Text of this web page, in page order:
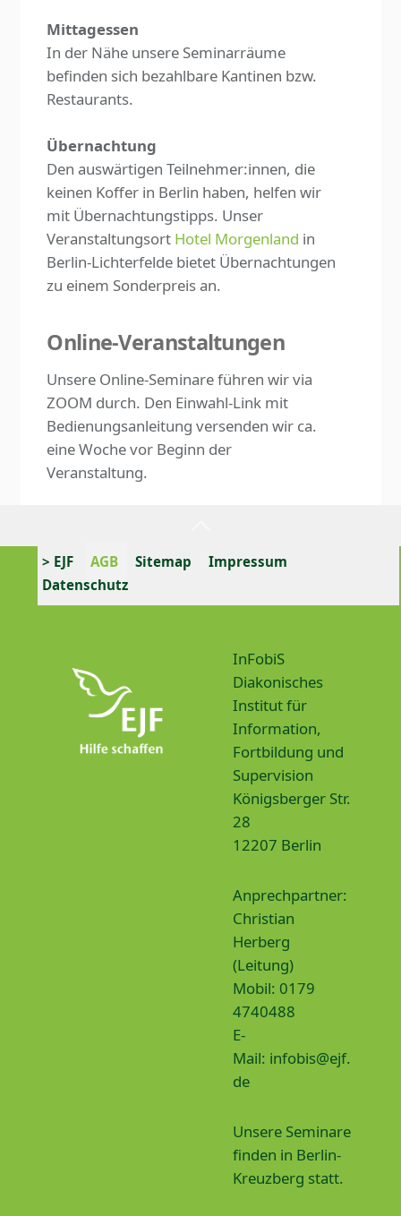
Mittagessen
In der Nähe unsere Seminarräume
befinden sich bezahlbare Kantinen bzw.
Restaurants.
Übernachtung
Den auswärtigen Teilnehmer:innen, die
keinen Koffer in Berlin haben, helfen wir
mit Übernachtungstipps. Unser
Veranstaltungsort Hotel Morgenland in
Berlin-Lichterfelde bietet Übernachtungen
zu einem Sonderpreis an.
Online-Veranstaltungen
Unsere Online-Seminare führen wir via
ZOOM durch. Den Einwahl-Link mit
Bedienungsanleitung versenden wir ca.
eine Woche vor Beginn der
Veranstaltung.
Top
> EJF AGB Sitemap
Impressum
Datenschutz
InFobiS
Diakonisches
Institut für
Information,
Fortbildung und
Supervision
Königsberger Str.
28
12207 Berlin
Anprechpartner:
Christian
Herberg
(Leitung)
Mobil: 0179
4740488
E-
Mail: infobis@ejf.
de
Unsere Seminare
finden in Berlin-
Kreuzberg statt.